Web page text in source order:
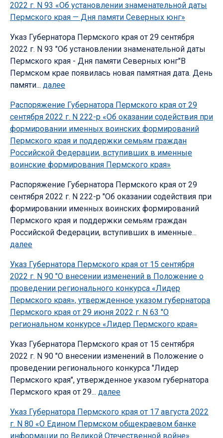
2022 г. N 93 «Об установлении знаменательной даты
Пермского края — Дня памяти Северных юнг»
Указ Губернатора Пермского края от 29 сентября
2022 г. N 93 "Об установлении знаменательной даты
Пермского края - Дня памяти Северных юнг"В
Пермском крае появилась новая памятная дата. День
памяти... далее
Распоряжение Губернатора Пермского края от 29
сентября 2022 г. N 222-р «Об оказании содействия при
формировании именных воинских формирований
Пермского края и поддержки семьям граждан
Российской Федерации, вступивших в именные
воинские формирования Пермского края»
Распоряжение Губернатора Пермского края от 29
сентября 2022 г. N 222-р "Об оказании содействия при
формировании именных воинских формирований
Пермского края и поддержки семьям граждан
Российской Федерации, вступивших в именные...
далее
Указ Губернатора Пермского края от 15 сентября
2022 г. N 90 "О внесении изменений в Положение о
проведении регионального конкурса «Лидер
Пермского края», утвержденное указом губернатора
Пермского края от 29 июня 2022 г. N 63 "О
региональном конкурсе «Лидер Пермского края»
Указ Губернатора Пермского края от 15 сентября
2022 г. N 90 "О внесении изменений в Положение о
проведении регионального конкурса "Лидер
Пермского края", утвержденное указом губернатора
Пермского края от 29... далее
Указ Губернатора Пермского края от 17 августа 2022
г. N 80 «О Едином Пермском общекраевом банке
информации по Великой Отечественной войне»